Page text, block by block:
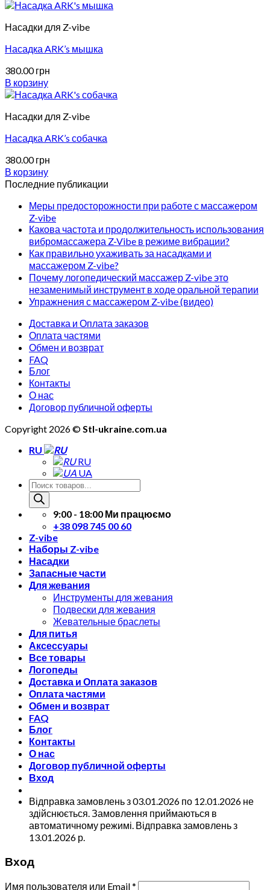
Насадки для Z-vibe
Насадка ARK’s мышка
380.00грн
В корзину
Насадки для Z-vibe
Насадка ARK’s собачка
380.00грн
В корзину
Последние публикации
Меры предосторожности при работе с массажером
Z-vibe
Какова частота и продолжительность использования
вибромассажера Z-Vibe в режиме вибрации?
Как правильно ухаживать за насадками и
массажером Z-vibe?
Почему логопедический массажер Z-vibe это
незаменимый инструмент в ходе оральной терапии
Упражнения с массажером Z-vibe (видео)
Доставка и Оплата заказов
Оплата частями
Обмен и возврат
FAQ
Блог
Контакты
О нас
Договор публичной оферты
Copyright 2026 ©Stl-ukraine.com.ua
RU
RU
UA
Поиск
товаров
9:00 - 18:00 Ми працюємо
+38 098 745 00 60
Z-vibe
Наборы Z-vibe
Насадки
Запасные части
Для жевания
Инструменты для жевания
Подвески для жевания
Жевательные браслеты
Для питья
Аксессуары
Все товары
Логопеды
Доставка и Оплата заказов
Оплата частями
Обмен и возврат
FAQ
Блог
Контакты
О нас
Договор публичной оферты
Вход
Відправка замовлень з 03.01.2026 по 12.01.2026 не
здійснюється. Замовлення приймаються в
автоматичному режимі. Відправка замовлень з
13.01.2026 р.
Вход
Имя пользователя или Email*